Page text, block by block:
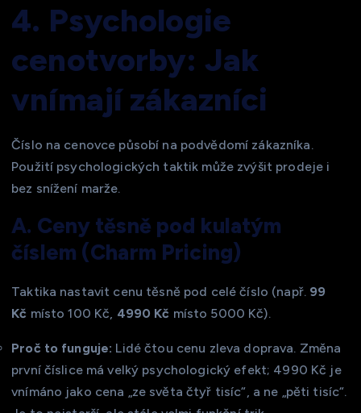
4. Psychologie
cenotvorby: Jak
vnímají zákazníci
Číslo na cenovce působí na podvědomí zákazníka.
Použití psychologických taktik může zvýšit prodeje i
bez snížení marže.
A. Ceny těsně pod kulatým
číslem (Charm Pricing)
Taktika nastavit cenu těsně pod celé číslo (např. 99
Kč místo 100 Kč, 4990 Kč místo 5000 Kč).
Proč to funguje: Lidé čtou cenu zleva doprava. Změna
první číslice má velký psychologický efekt; 4990 Kč je
vnímáno jako cena „ze světa čtyř tisíc“, a ne „pěti tisíc“.